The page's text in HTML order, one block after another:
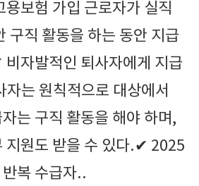
용보험 가입 근로자가 실직
구직 활동을 하는 동안 지급
자발적인 퇴사자에게 지급
자는 원칙적으로 대상에서
는 구직 활동을 해야 하며,
지원도 받을 수 있다.✔ 2025
복 수급자..